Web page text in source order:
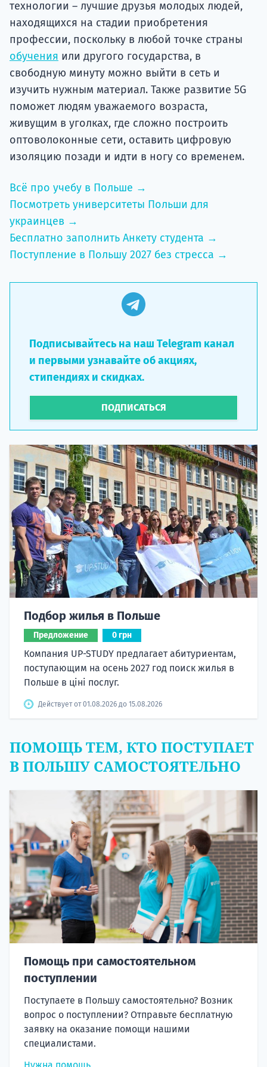
технологии – лучшие друзья молодых людей,
находящихся на стадии приобретения
профессии, поскольку в любой точке страны
обучения или другого государства, в
свободную минуту можно выйти в сеть и
изучить нужным материал. Также развитие 5G
поможет людям уважаемого возраста,
живущим в уголках, где сложно построить
оптоволоконные сети, оставить цифровую
изоляцию позади и идти в ногу со временем.
Всё про учебу в Польше →
Посмотреть университеты Польши для
украинцев →
Бесплатно заполнить Анкету студента →
Поступление в Польшу 2027 без стресса →
Подписывайтесь на наш Telegram канал
и первыми узнавайте об акциях,
стипендиях и скидках.
ПОДПИСАТЬСЯ
Подбор жилья в Польше
Предложение 0 грн
Компания UP-STUDY предлагает абитуриентам,
поступающим на осень 2027 год поиск жилья в
Польше в ціні послуг.
Действует от 01.08.2026 до 15.08.2026
ПОМОЩЬ ТЕМ, КТО ПОСТУПАЕТ
В ПОЛЬШУ САМОСТОЯТЕЛЬНО
Помощь при самостоятельном
поступлении
Поступаете в Польшу самостоятельно? Возник
вопрос о поступлении? Отправьте бесплатную
заявку на оказание помощи нашими
специалистами.